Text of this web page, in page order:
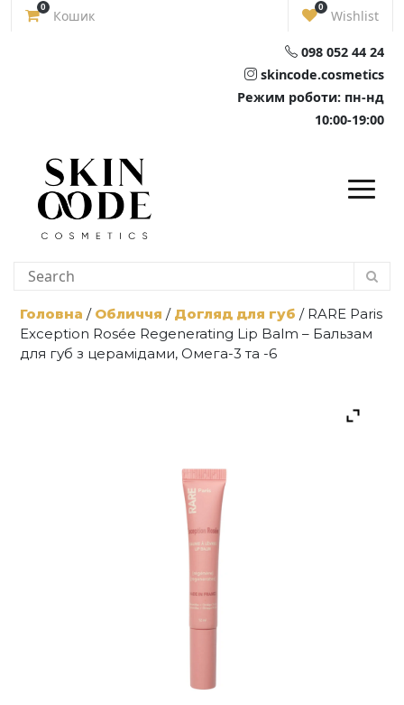
Skip
0
Кошик
0
Wishlist
098 052 44 24
skincode.cosmetics
Режим роботи: пн-нд
10:00-19:00
Головна / Обличчя / Догляд для губ / RARE Paris
Exception Rosée Regenerating Lip Balm – Бальзам
для губ з церамідами, Омега-3 та -6